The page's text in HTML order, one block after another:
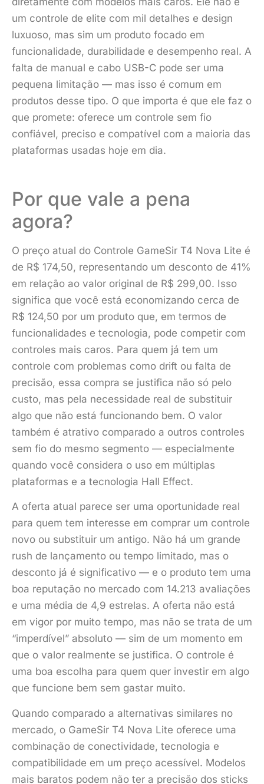
um controle de elite com mil detalhes e design
luxuoso, mas sim um produto focado em
funcionalidade, durabilidade e desempenho real. A
falta de manual e cabo USB-C pode ser uma
pequena limitação — mas isso é comum em
produtos desse tipo. O que importa é que ele faz o
que promete: oferece um controle sem fio
confiável, preciso e compatível com a maioria das
plataformas usadas hoje em dia.
Por que vale a pena
agora?
O preço atual do Controle GameSir T4 Nova Lite é
de R$ 174,50, representando um desconto de 41%
em relação ao valor original de R$ 299,00. Isso
significa que você está economizando cerca de
R$ 124,50 por um produto que, em termos de
funcionalidades e tecnologia, pode competir com
controles mais caros. Para quem já tem um
controle com problemas como drift ou falta de
precisão, essa compra se justifica não só pelo
custo, mas pela necessidade real de substituir
algo que não está funcionando bem. O valor
também é atrativo comparado a outros controles
sem fio do mesmo segmento — especialmente
quando você considera o uso em múltiplas
plataformas e a tecnologia Hall Effect.
A oferta atual parece ser uma oportunidade real
para quem tem interesse em comprar um controle
novo ou substituir um antigo. Não há um grande
rush de lançamento ou tempo limitado, mas o
desconto já é significativo — e o produto tem uma
boa reputação no mercado com 14.213 avaliações
e uma média de 4,9 estrelas. A oferta não está
em vigor por muito tempo, mas não se trata de um
“imperdível” absoluto — sim de um momento em
que o valor realmente se justifica. O controle é
uma boa escolha para quem quer investir em algo
que funcione bem sem gastar muito.
Quando comparado a alternativas similares no
mercado, o GameSir T4 Nova Lite oferece uma
combinação de conectividade, tecnologia e
compatibilidade em um preço acessível. Modelos
mais baratos podem não ter a precisão dos sticks